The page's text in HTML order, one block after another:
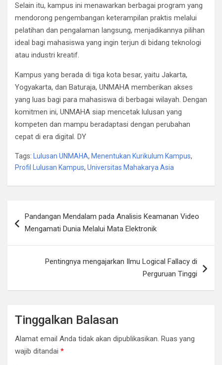
Selain itu, kampus ini menawarkan berbagai program yang
mendorong pengembangan keterampilan praktis melalui
pelatihan dan pengalaman langsung, menjadikannya pilihan
ideal bagi mahasiswa yang ingin terjun di bidang teknologi
atau industri kreatif.
Kampus yang berada di tiga kota besar, yaitu Jakarta,
Yogyakarta, dan Baturaja, UNMAHA memberikan akses
yang luas bagi para mahasiswa di berbagai wilayah. Dengan
komitmen ini, UNMAHA siap mencetak lulusan yang
kompeten dan mampu beradaptasi dengan perubahan
cepat di era digital. DY
Tags: Lulusan UNMAHA, Menentukan Kurikulum Kampus,
Profil Lulusan Kampus, Universitas Mahakarya Asia
posPandangan Mendalam pada Analisis Keamanan Video
Mengamati Dunia Melalui Mata Elektronik
Pentingnya mengajarkan Ilmu Logical Fallacy di
Perguruan Tinggi
Tinggalkan Balasan
Alamat email Anda tidak akan dipublikasikan. Ruas yang
wajib ditandai *